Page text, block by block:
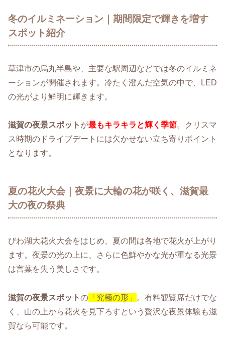
冬のイルミネーション｜期間限定で輝きを増す
スポット紹介
草津市の烏丸半島や、主要な駅周辺などでは冬のイルミネ
ーションが開催されます。冷たく澄んだ空気の中で、LED
の光がより鮮明に輝きます。
滋賀の夜景スポット が最もキラキラと輝く季節。クリスマ
ス時期のドライブデートには欠かせない立ち寄りポイント
となります。
夏の花火大会｜夜景に大輪の花が咲く、滋賀最
大の夜の祭典
びわ湖大花火大会をはじめ、夏の間は各地で花火が上がり
ます。夜景の光の上に、さらに色鮮やかな光が重なる光景
は言葉を失う美しさです。
滋賀の夜景スポットの 「究極の形」
。有料観覧席だけでな
く、山の上から花火を見下ろすという贅沢な夜景体験も滋
賀なら可能です。